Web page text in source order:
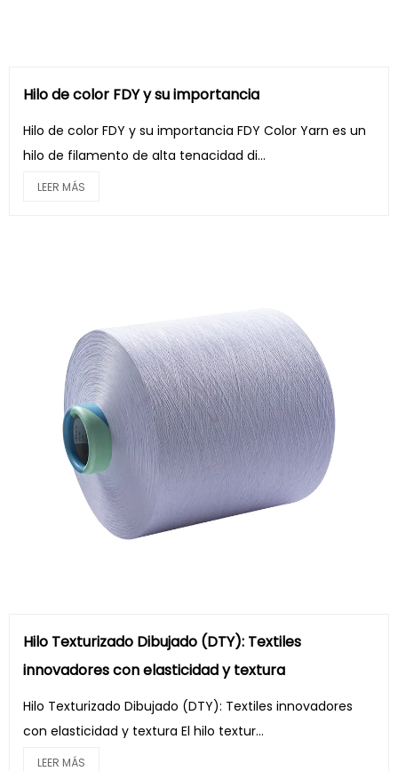
Hilo de color FDY y su importancia
Hilo de color FDY y su importancia FDY Color Yarn es un
hilo de filamento de alta tenacidad di...
LEER MÁS
Hilo Texturizado Dibujado (DTY): Textiles
innovadores con elasticidad y textura
Hilo Texturizado Dibujado (DTY): Textiles innovadores
con elasticidad y textura El hilo textur...
LEER MÁS